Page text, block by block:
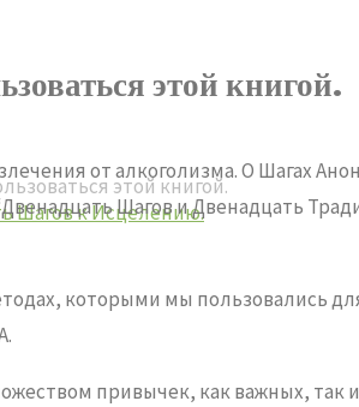
Шагов к Исцелению.
этой книгой.
этой книгой.
от алкоголизма. О Шагах
Шагов и Двенадцать
которыми мы пользовались
привычек, как важных,